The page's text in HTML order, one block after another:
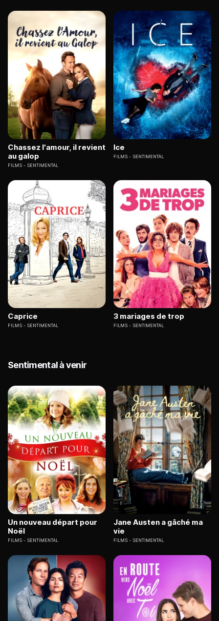
Chassez l'amour, il revient
au galop
FILMS SENTIMENTAL
Ice
FILMS SENTIMENTAL
Caprice
FILMS SENTIMENTAL
3 mariages de trop
FILMS SENTIMENTAL
Sentimental à venir
Un nouveau départ pour
Noël
FILMS SENTIMENTAL
Jane Austen a gâché ma
vie
FILMS SENTIMENTAL